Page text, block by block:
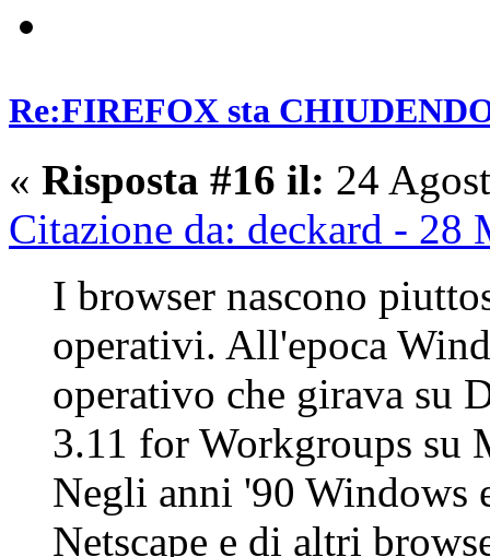
Re:FIREFOX sta
« Risposta #16 il: 24
Citazione da: deckard - 28
I browser nascono
operativi. All'epoca
operativo che girava su
3.11 for Workgroups su
Negli anni '90 Windows
Netscape e di altri